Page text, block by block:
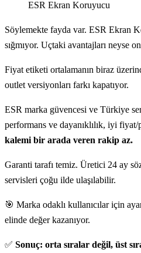
ESR Ekran Koruyucu
Söylemekte fayda var. ESR Ekran
sığmıyor. Uçtaki avantajları neyse
Fiyat etiketi ortalamanın biraz
outlet versiyonları farkı kapatıyor.
ESR marka güvencesi ve Türkiye
performans ve dayanıklılık, iyi
kalemi bir arada veren rakip az.
Garanti tarafı temiz. Üretici 24 ay
servisleri çoğu ilde ulaşılabilir.
🎯 Marka odaklı kullanıcılar için
elinde değer kazanıyor.
✅ Sonuç: orta sıralar değil, üst